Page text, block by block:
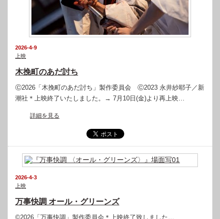
2026-4-9
上映
木挽町のあだ討ち
Ⓒ2026「木挽町のあだ討ち」製作委員会 Ⓒ2023 永井紗耶子／新
潮社＊上映終了いたしました。→ 7月10日(金)より再上映…
詳細を見る
2026-4-3
上映
万事快調 オール・グリーンズ
©2026「万事快調」製作委員会＊上映終了致しました…